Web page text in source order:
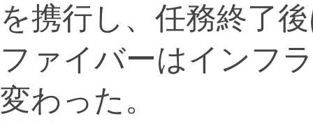
を携行し、任務終了
ファイバーはインフ
変わった。